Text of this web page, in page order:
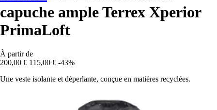
capuche ample Terrex Xperior
PrimaLoft
À partir de
200,00 € 115,00 € -43%
Une veste isolante et déperlante, conçue en matières recyclées.